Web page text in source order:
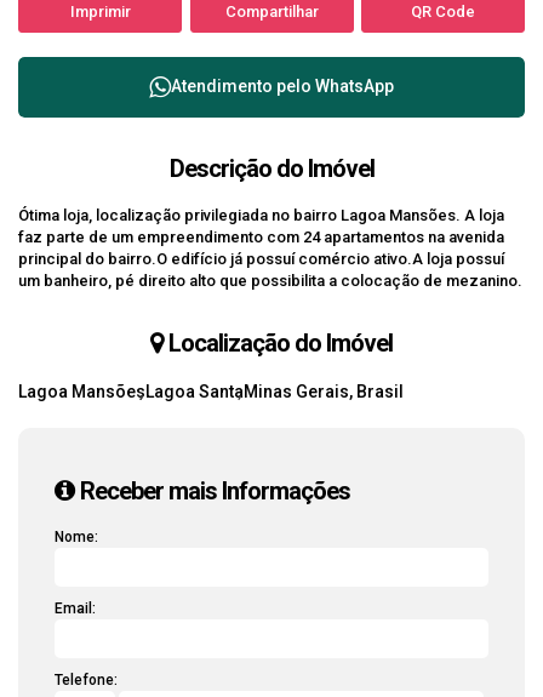
Imprimir Compartilhar QR Code
Atendimento pelo WhatsApp
Descrição do Imóvel
Ótima loja, localização privilegiada no bairro Lagoa Mansões. A loja
faz parte de um empreendimento com 24 apartamentos na avenida
principal do bairro.O edifício já possuí comércio ativo.A loja possuí
um banheiro, pé direito alto que possibilita a colocação de mezanino.
Localização do Imóvel
Lagoa MansõesLagoa SantaMinas Gerais, Brasil
Receber mais Informações
Nome:
Email:
Telefone: